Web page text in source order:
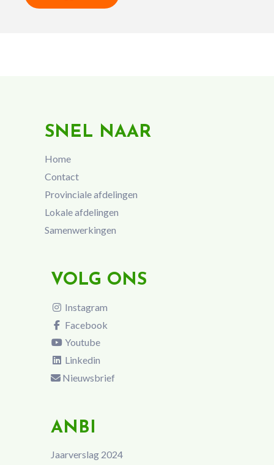
SNEL NAAR
Home
Contact
Provinciale afdelingen
Lokale afdelingen
Samenwerkingen
VOLG ONS
Instagram
Facebook
Youtube
Linkedin
Nieuwsbrief
ANBI
Jaarverslag 2024